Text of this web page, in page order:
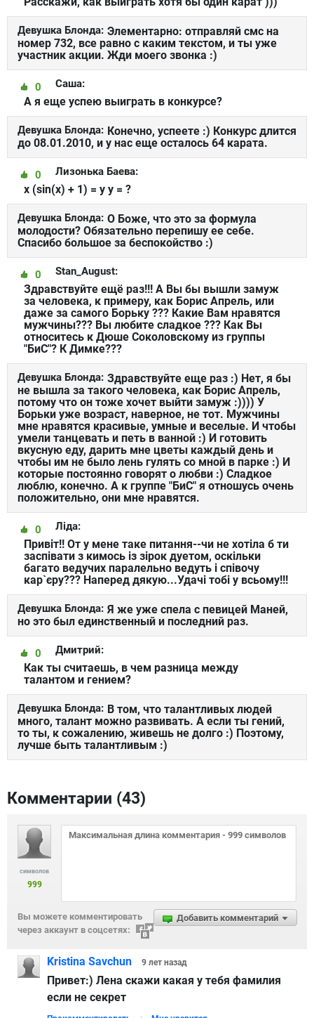
Девушка Блонда: Элементарно: отправляй смс на
номер 732, все равно с каким текстом, и ты уже
участник акции. Жди моего звонка :)
Саша:
0
А я еще успею выиграть в конкурсе?
Девушка Блонда: Конечно, успеете :) Конкурс длится
до 08.01.2010, и у нас еще осталось 64 карата.
Лизонька Баева:
0
x (sin(x) + 1) = y y = ?
Девушка Блонда: О Боже, что это за формула
молодости? Обязательно перепишу ее себе.
Спасибо большое за беспокойство :)
Stan_August:
0
Здравствуйте ещё раз!!! А Вы бы вышли замуж
за человека, к примеру, как Борис Апрель, или
даже за самого Борьку ??? Какие Вам нравятся
мужчины??? Вы любите сладкое ??? Как Вы
относитесь к Дюше Соколовскому из группы
"БиС"? К Димке???
Девушка Блонда: Здравствуйте еще раз :) Нет, я бы
не вышла за такого человека, как Борис Апрель,
потому что он тоже хочет выйти замуж :)))) У
Борьки уже возраст, наверное, не тот. Мужчины
мне нравятся красивые, умные и веселые. И чтобы
умели танцевать и петь в ванной :) И готовить
вкусную еду, дарить мне цветы каждый день и
чтобы им не было лень гулять со мной в парке :) И
которые постоянно говорят о любви :) Сладкое
люблю, конечно. А к группе "БиС" я отношусь очень
положительно, они мне нравятся.
Ліда:
0
Привіт!! От у мене таке питання--чи не хотіла б ти
заспівати з кимось із зірок дуетом, оскільки
багато ведучих паралельно ведуть і співочу
кар`єру??? Наперед дякую...Удачі тобі у всьому!!!
Девушка Блонда: Я же уже спела с певицей Маней,
но это был единственный и последний раз.
Дмитрий:
0
Как ты считаешь, в чем разница между
талантом и гением?
Девушка Блонда: В том, что талантливых людей
много, талант можно развивать. А если ты гений,
то ты, к сожалению, живешь не долго :) Поэтому,
лучше быть талантливым :)
Комментарии (43)
символов
999
Добавить комментарий
Вы можете комментировать
через аккаунт в соцсетях:
Kristina Savchun 9 лет назад
Привет:) Лена скажи какая у тебя фамилия
если не секрет